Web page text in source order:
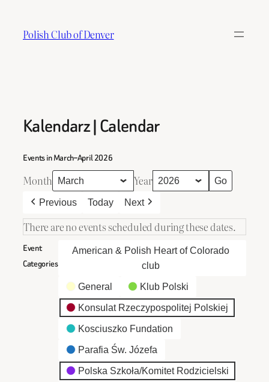
content
Polish Club of Denver
Kalendarz | Calendar
Events in March–April 2026
Month Year
Previous Today Next
There are no events scheduled during these dates.
Event
Categories
American & Polish Heart of Colorado
club
General Klub Polski
Konsulat Rzeczypospolitej Polskiej
Kosciuszko Fundation
Parafia Św. Józefa
Polska Szkoła/Komitet Rodzicielski